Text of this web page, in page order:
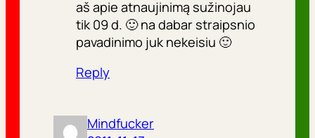
aš apie atnaujinimą sužinojau
tik 09 d. 🙂 na dabar straipsnio
pavadinimo juk nekeisiu 🙂
Reply
Mindfucker